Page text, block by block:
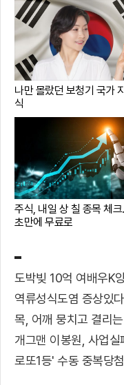
나만 몰랐던 보청기 국가
식
주식, 내일 상 칠 종목 체
초만에 무료로
도박빚 10억 여배우K
목, 어깨 뭉치고 결리
개그맨 이봉원, 사업
로또1등' 수동 중복당